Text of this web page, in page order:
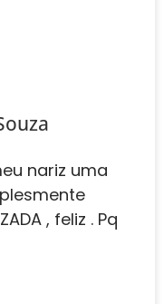
nariz uma
, feliz . Pq